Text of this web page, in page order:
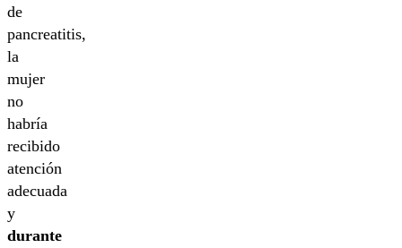
de
pancreatitis,
la
mujer
no
habría
recibido
atención
adecuada
y
durante